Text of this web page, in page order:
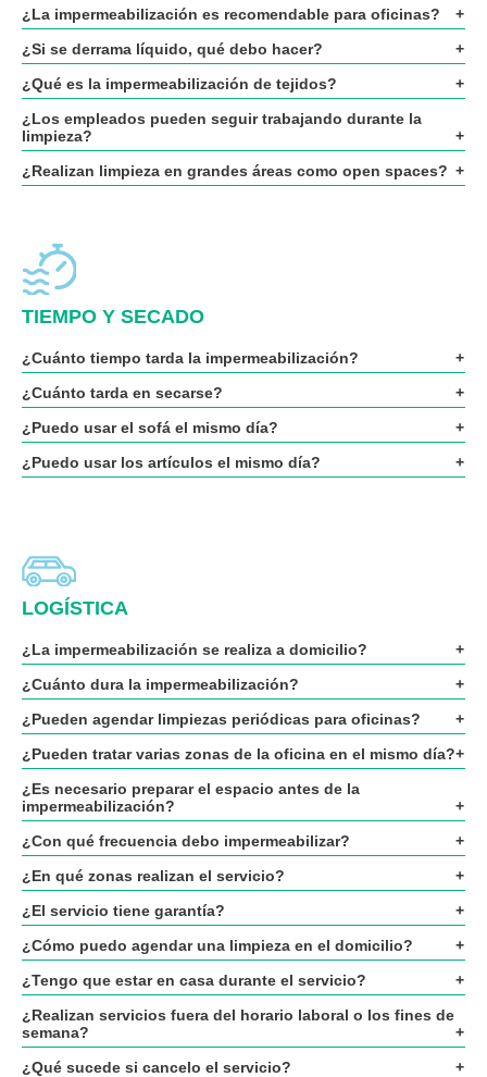
¿La impermeabilización es recomendable para oficinas?
¿Si se derrama líquido, qué debo hacer?
¿Qué es la impermeabilización de tejidos?
¿Los empleados pueden seguir trabajando durante la
limpieza?
¿Realizan limpieza en grandes áreas como open spaces?
TIEMPO Y SECADO
¿Cuánto tiempo tarda la impermeabilización?
¿Cuánto tarda en secarse?
¿Puedo usar el sofá el mismo día?
¿Puedo usar los artículos el mismo día?
LOGÍSTICA
¿La impermeabilización se realiza a domicilio?
¿Cuánto dura la impermeabilización?
¿Pueden agendar limpiezas periódicas para oficinas?
¿Pueden tratar varias zonas de la oficina en el mismo día?
¿Es necesario preparar el espacio antes de la
impermeabilización?
¿Con qué frecuencia debo impermeabilizar?
¿En qué zonas realizan el servicio?
¿El servicio tiene garantía?
¿Cómo puedo agendar una limpieza en el domicilio?
¿Tengo que estar en casa durante el servicio?
¿Realizan servicios fuera del horario laboral o los fines de
semana?
¿Qué sucede si cancelo el servicio?